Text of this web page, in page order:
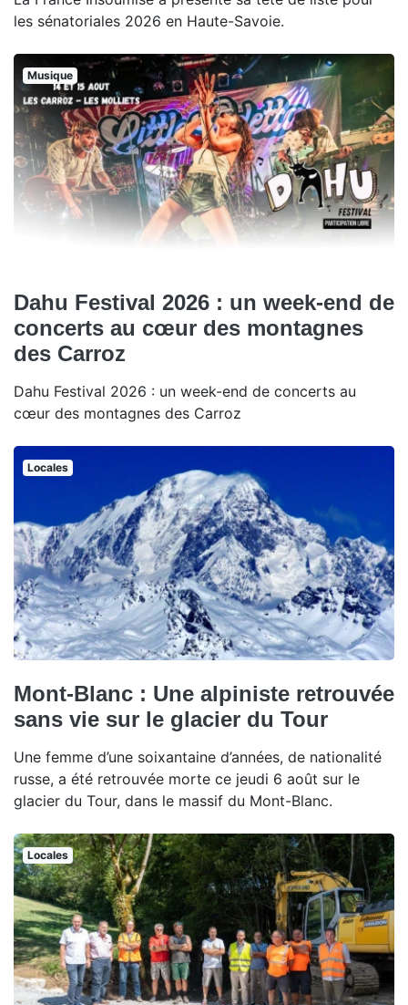
les sénatoriales 2026 en Haute-Savoie.
Musique
Dahu Festival 2026 : un week-end de
concerts au cœur des montagnes
des Carroz
Dahu Festival 2026 : un week-end de concerts au
cœur des montagnes des Carroz
Locales
Mont-Blanc : Une alpiniste retrouvée
sans vie sur le glacier du Tour
Une femme d’une soixantaine d’années, de nationalité
russe, a été retrouvée morte ce jeudi 6 août sur le
glacier du Tour, dans le massif du Mont-Blanc.
Locales